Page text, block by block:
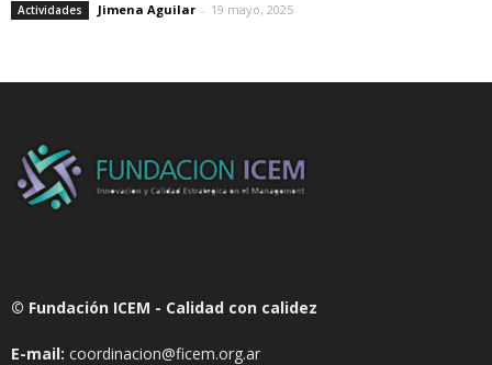
Actividades Jimena Aguilar - 19 mayo, 2025
© Fundación ICEM - Calidad con calidez
E-mail: coordinacion@ficem.org.ar